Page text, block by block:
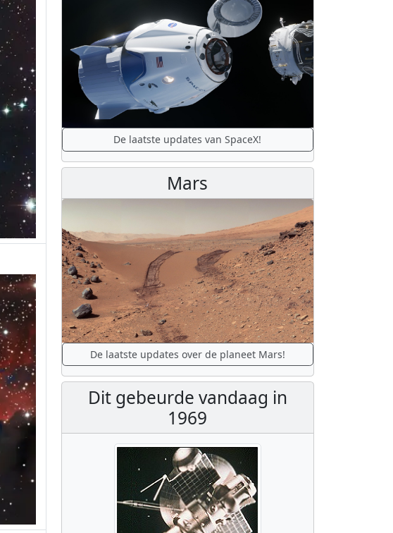
De laatste updates van SpaceX!
Mars
De laatste updates over de planeet Mars!
Dit gebeurde vandaag in
1969